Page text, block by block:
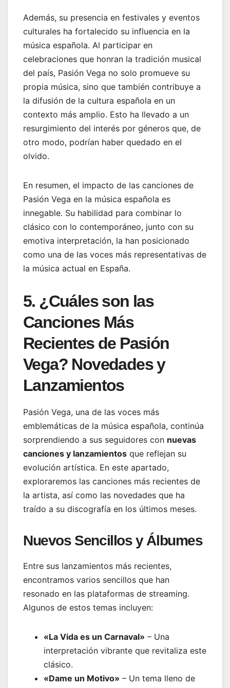
Además, su presencia en festivales y eventos
culturales ha fortalecido su influencia en la
música española. Al participar en
celebraciones que honran la tradición musical
del país, Pasión Vega no solo promueve su
propia música, sino que también contribuye a
la difusión de la cultura española en un
contexto más amplio. Esto ha llevado a un
resurgimiento del interés por géneros que, de
otro modo, podrían haber quedado en el
olvido.
En resumen, el impacto de las canciones de
Pasión Vega en la música española es
innegable. Su habilidad para combinar lo
clásico con lo contemporáneo, junto con su
emotiva interpretación, la han posicionado
como una de las voces más representativas de
la música actual en España.
5. ¿Cuáles son las
Canciones Más
Recientes de Pasión
Vega? Novedades y
Lanzamientos
Pasión Vega, una de las voces más
emblemáticas de la música española, continúa
sorprendiendo a sus seguidores con nuevas
canciones y lanzamientos que reflejan su
evolución artística. En este apartado,
exploraremos las canciones más recientes de
la artista, así como las novedades que ha
traído a su discografía en los últimos meses.
Nuevos Sencillos y Álbumes
Entre sus lanzamientos más recientes,
encontramos varios sencillos que han
resonado en las plataformas de streaming.
Algunos de estos temas incluyen:
«La Vida es un Carnaval» – Una
interpretación vibrante que revitaliza este
clásico.
«Dame un Motivo» – Un tema lleno de